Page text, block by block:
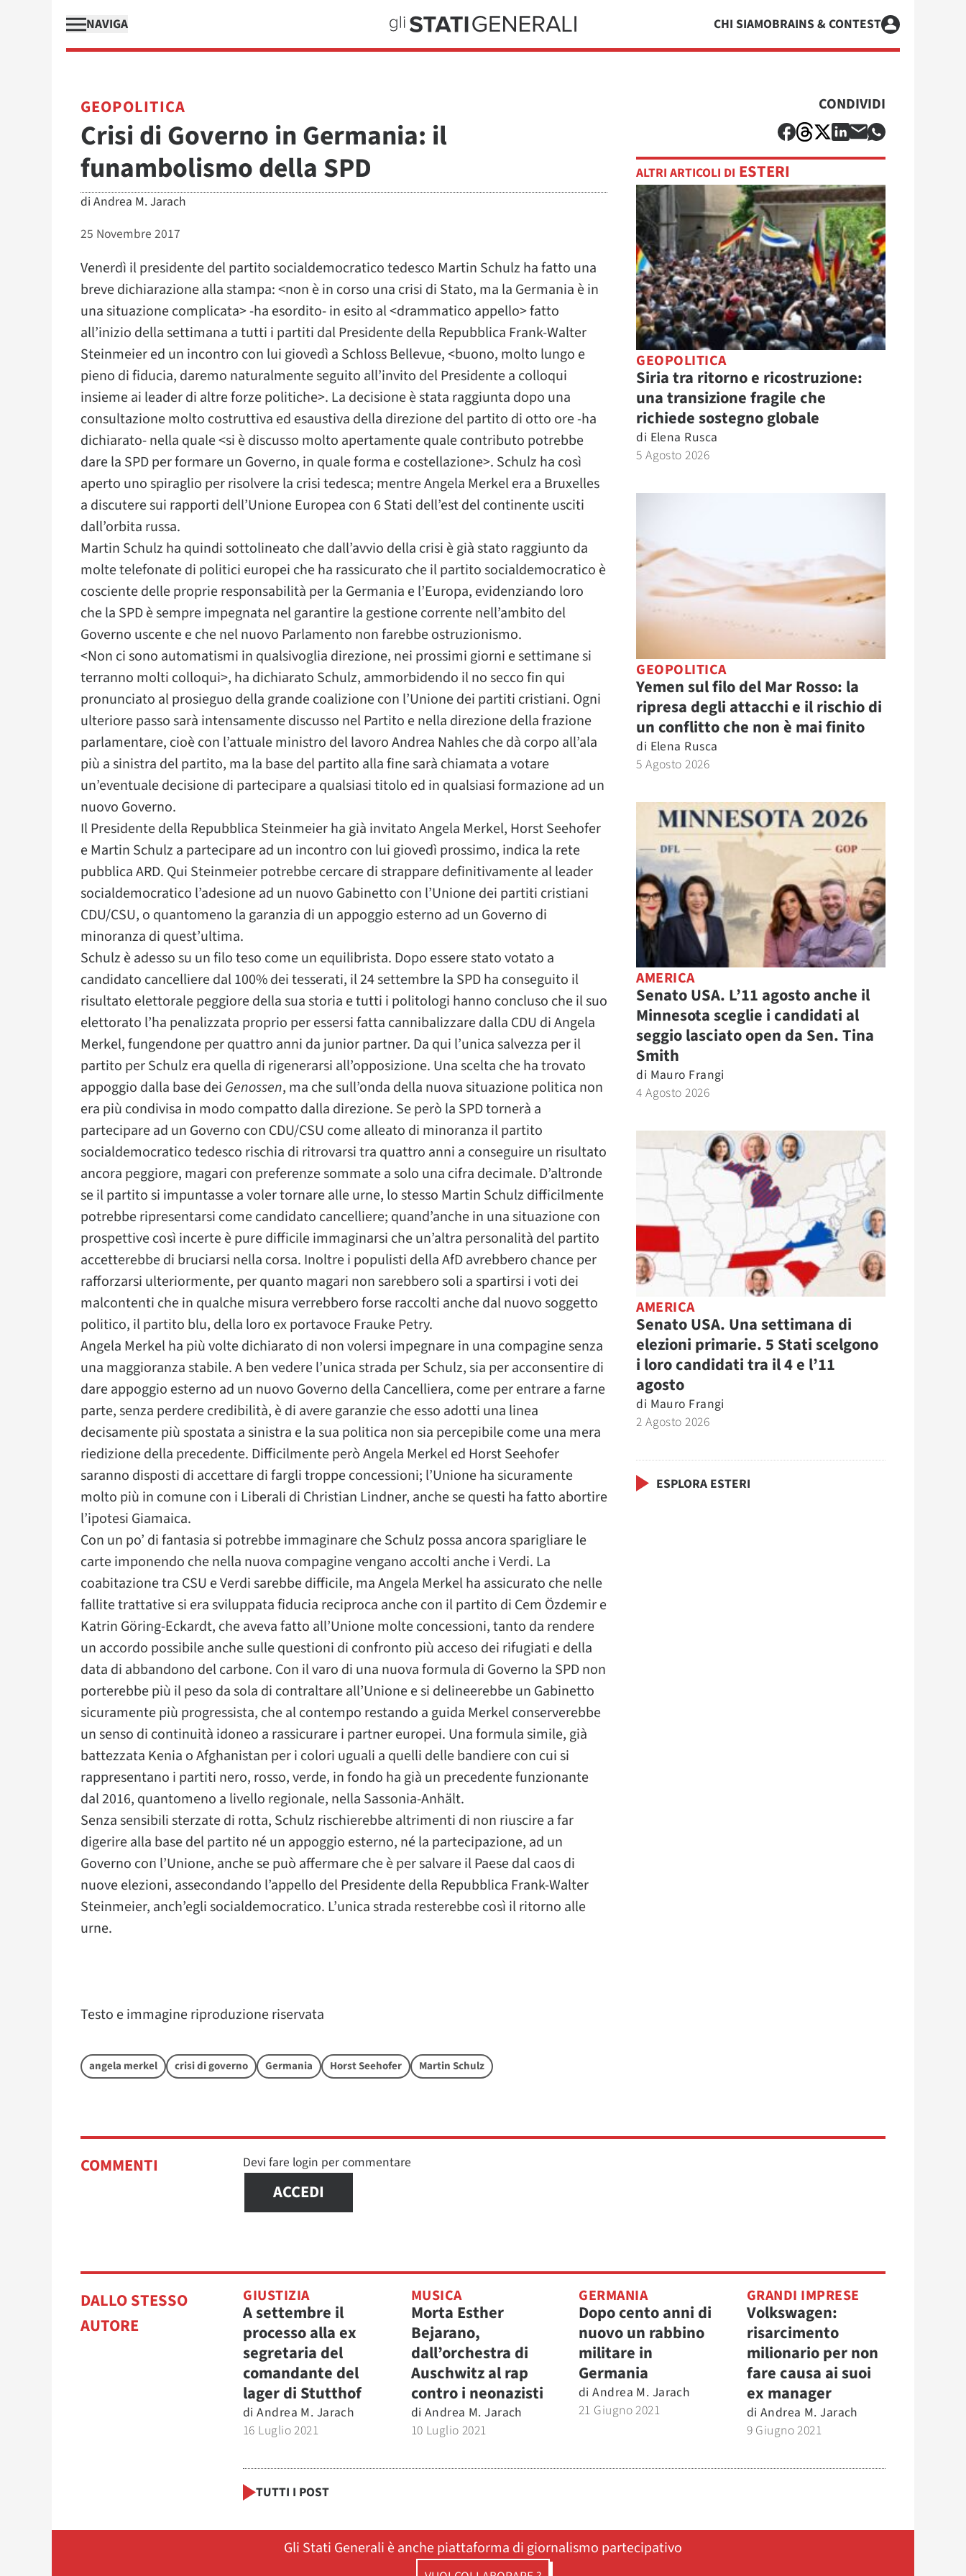
NAVIGA CHI SIAMOBRAINS & CONTEST
GEOPOLITICA
Crisi di Governo in Germania: il
funambolismo della SPD
di Andrea M. Jarach
25 Novembre 2017
Venerdì il presidente del partito socialdemocratico tedesco Martin Schulz ha fatto una
breve dichiarazione alla stampa: <non è in corso una crisi di Stato, ma la Germania è in
una situazione complicata> -ha esordito- in esito al <drammatico appello> fatto
all’inizio della settimana a tutti i partiti dal Presidente della Repubblica Frank-Walter
Steinmeier ed un incontro con lui giovedì a Schloss Bellevue, <buono, molto lungo e
pieno di fiducia, daremo naturalmente seguito all’invito del Presidente a colloqui
insieme ai leader di altre forze politiche>. La decisione è stata raggiunta dopo una
consultazione molto costruttiva ed esaustiva della direzione del partito di otto ore -ha
dichiarato- nella quale <si è discusso molto apertamente quale contributo potrebbe
dare la SPD per formare un Governo, in quale forma e costellazione>. Schulz ha così
aperto uno spiraglio per risolvere la crisi tedesca; mentre Angela Merkel era a Bruxelles
a discutere sui rapporti dell’Unione Europea con 6 Stati dell’est del continente usciti
dall’orbita russa.
Martin Schulz ha quindi sottolineato che dall’avvio della crisi è già stato raggiunto da
molte telefonate di politici europei che ha rassicurato che il partito socialdemocratico è
cosciente delle proprie responsabilità per la Germania e l’Europa, evidenziando loro
che la SPD è sempre impegnata nel garantire la gestione corrente nell’ambito del
Governo uscente e che nel nuovo Parlamento non farebbe ostruzionismo.
<Non ci sono automatismi in qualsivoglia direzione, nei prossimi giorni e settimane si
terranno molti colloqui>, ha dichiarato Schulz, ammorbidendo il no secco fin qui
pronunciato al prosieguo della grande coalizione con l’Unione dei partiti cristiani. Ogni
ulteriore passo sarà intensamente discusso nel Partito e nella direzione della frazione
parlamentare, cioè con l’attuale ministro del lavoro Andrea Nahles che dà corpo all’ala
più a sinistra del partito, ma la base del partito alla fine sarà chiamata a votare
un’eventuale decisione di partecipare a qualsiasi titolo ed in qualsiasi formazione ad un
nuovo Governo.
Il Presidente della Repubblica Steinmeier ha già invitato Angela Merkel, Horst Seehofer
e Martin Schulz a partecipare ad un incontro con lui giovedì prossimo, indica la rete
pubblica ARD. Qui Steinmeier potrebbe cercare di strappare definitivamente al leader
socialdemocratico l’adesione ad un nuovo Gabinetto con l’Unione dei partiti cristiani
CDU/CSU, o quantomeno la garanzia di un appoggio esterno ad un Governo di
minoranza di quest’ultima.
Schulz è adesso su un filo teso come un equilibrista. Dopo essere stato votato a
candidato cancelliere dal 100% dei tesserati, il 24 settembre la SPD ha conseguito il
risultato elettorale peggiore della sua storia e tutti i politologi hanno concluso che il suo
elettorato l’ha penalizzata proprio per essersi fatta cannibalizzare dalla CDU di Angela
Merkel, fungendone per quattro anni da junior partner. Da qui l’unica salvezza per il
partito per Schulz era quella di rigenerarsi all’opposizione. Una scelta che ha trovato
appoggio dalla base dei Genossen, ma che sull’onda della nuova situazione politica non
era più condivisa in modo compatto dalla direzione. Se però la SPD tornerà a
partecipare ad un Governo con CDU/CSU come alleato di minoranza il partito
socialdemocratico tedesco rischia di ritrovarsi tra quattro anni a conseguire un risultato
ancora peggiore, magari con preferenze sommate a solo una cifra decimale. D’altronde
se il partito si impuntasse a voler tornare alle urne, lo stesso Martin Schulz difficilmente
potrebbe ripresentarsi come candidato cancelliere; quand’anche in una situazione con
prospettive così incerte è pure difficile immaginarsi che un’altra personalità del partito
accetterebbe di bruciarsi nella corsa. Inoltre i populisti della AfD avrebbero chance per
rafforzarsi ulteriormente, per quanto magari non sarebbero soli a spartirsi i voti dei
malcontenti che in qualche misura verrebbero forse raccolti anche dal nuovo soggetto
politico, il partito blu, della loro ex portavoce Frauke Petry.
Angela Merkel ha più volte dichiarato di non volersi impegnare in una compagine senza
una maggioranza stabile. A ben vedere l’unica strada per Schulz, sia per acconsentire di
dare appoggio esterno ad un nuovo Governo della Cancelliera, come per entrare a farne
parte, senza perdere credibilità, è di avere garanzie che esso adotti una linea
decisamente più spostata a sinistra e la sua politica non sia percepibile come una mera
riedizione della precedente. Difficilmente però Angela Merkel ed Horst Seehofer
saranno disposti di accettare di fargli troppe concessioni; l’Unione ha sicuramente
molto più in comune con i Liberali di Christian Lindner, anche se questi ha fatto abortire
l’ipotesi Giamaica.
Con un po’ di fantasia si potrebbe immaginare che Schulz possa ancora sparigliare le
carte imponendo che nella nuova compagine vengano accolti anche i Verdi. La
coabitazione tra CSU e Verdi sarebbe difficile, ma Angela Merkel ha assicurato che nelle
fallite trattative si era sviluppata fiducia reciproca anche con il partito di Cem Özdemir e
Katrin Göring-Eckardt, che aveva fatto all’Unione molte concessioni, tanto da rendere
un accordo possibile anche sulle questioni di confronto più acceso dei rifugiati e della
data di abbandono del carbone. Con il varo di una nuova formula di Governo la SPD non
porterebbe più il peso da sola di contraltare all’Unione e si delineerebbe un Gabinetto
sicuramente più progressista, che al contempo restando a guida Merkel conserverebbe
un senso di continuità idoneo a rassicurare i partner europei. Una formula simile, già
battezzata Kenia o Afghanistan per i colori uguali a quelli delle bandiere con cui si
rappresentano i partiti nero, rosso, verde, in fondo ha già un precedente funzionante
dal 2016, quantomeno a livello regionale, nella Sassonia-Anhält.
Senza sensibili sterzate di rotta, Schulz rischierebbe altrimenti di non riuscire a far
digerire alla base del partito né un appoggio esterno, né la partecipazione, ad un
Governo con l’Unione, anche se può affermare che è per salvare il Paese dal caos di
nuove elezioni, assecondando l’appello del Presidente della Repubblica Frank-Walter
Steinmeier, anch’egli socialdemocratico. L’unica strada resterebbe così il ritorno alle
urne.
Testo e immagine riproduzione riservata
angela merkel crisi di governo Germania Horst Seehofer Martin Schulz
CONDIVIDI
ALTRI ARTICOLI DI ESTERI
GEOPOLITICA
Siria tra ritorno e ricostruzione:
una transizione fragile che
richiede sostegno globale
di Elena Rusca
5 Agosto 2026
GEOPOLITICA
Yemen sul filo del Mar Rosso: la
ripresa degli attacchi e il rischio di
un conflitto che non è mai finito
di Elena Rusca
5 Agosto 2026
AMERICA
Senato USA. L’11 agosto anche il
Minnesota sceglie i candidati al
seggio lasciato open da Sen. Tina
Smith
di Mauro Frangi
4 Agosto 2026
AMERICA
Senato USA. Una settimana di
elezioni primarie. 5 Stati scelgono
i loro candidati tra il 4 e l’11
agosto
di Mauro Frangi
2 Agosto 2026
ESPLORA ESTERI
COMMENTI Devi fare login per commentare
ACCEDI
DALLO STESSO
AUTORE
GIUSTIZIA
A settembre il
processo alla ex
segretaria del
comandante del
lager di Stutthof
di Andrea M. Jarach
16 Luglio 2021
MUSICA
Morta Esther
Bejarano,
dall’orchestra di
Auschwitz al rap
contro i neonazisti
di Andrea M. Jarach
10 Luglio 2021
GERMANIA
Dopo cento anni di
nuovo un rabbino
militare in
Germania
di Andrea M. Jarach
21 Giugno 2021
GRANDI IMPRESE
Volkswagen:
risarcimento
milionario per non
fare causa ai suoi
ex manager
di Andrea M. Jarach
9 Giugno 2021
TUTTI I POST
Gli Stati Generali è anche piattaforma di giornalismo partecipativo